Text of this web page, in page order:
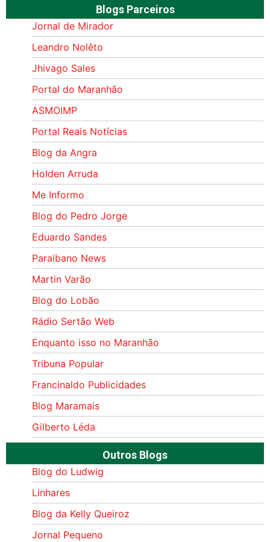
Blogs Parceiros
Jornal de Mirador
Leandro Nolêto
Jhivago Sales
Portal do Maranhão
ASMOIMP
Portal Reais Notí­cias
Blog da Angra
Holden Arruda
Me Informo
Blog do Pedro Jorge
Eduardo Sandes
Paraibano News
Martin Varão
Blog do Lobão
Rádio Sertão Web
Enquanto isso no Maranhão
Tribuna Popular
Francinaldo Publicidades
Blog Maramais
Gilberto Léda
Outros Blogs
Blog do Ludwig
Linhares
Blog da Kelly Queiroz
Jornal Pequeno